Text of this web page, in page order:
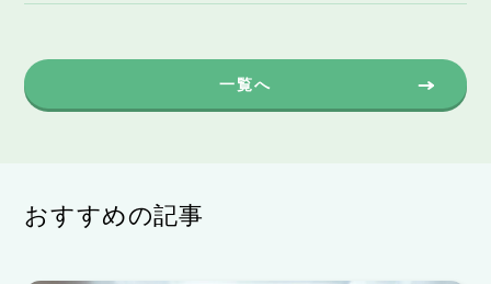
一覧へ
おすすめの記事